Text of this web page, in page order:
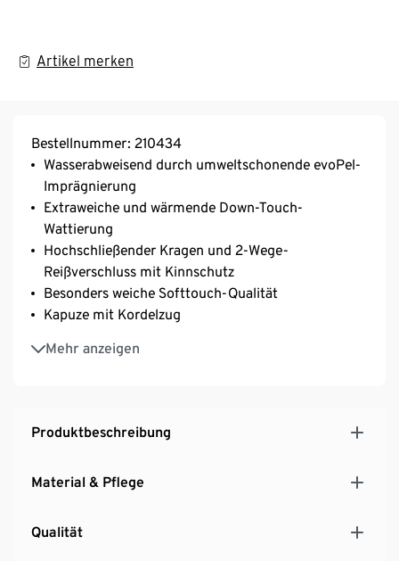
Artikel merken
Bestellnummer: 210434
Wasserabweisend durch umweltschonende evoPel-
Imprägnierung
Extraweiche und wärmende Down-Touch-
Wattierung
Hochschließender Kragen und 2-Wege-
Reißverschluss mit Kinnschutz
Besonders weiche Softtouch-Qualität
Kapuze mit Kordelzug
Mehr anzeigen
2 Reißverschluss-Eingrifftaschen
Mit Innentasche
Produktbeschreibung
Material & Pflege
Qualität